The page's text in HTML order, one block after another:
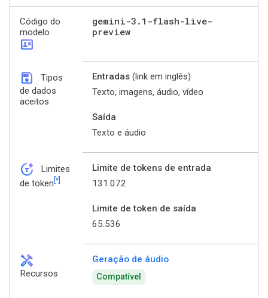
Código do
modelo
id_card
gemini-3 . 1-flash-live-
preview
save
Tipos
de dados
aceitos
Entradas (link em inglês)
Texto, imagens, áudio, vídeo
Saída
Texto e áudio
token_auto
Limites
de token [*]
Limite de tokens de entrada
131.072
Limite de token de saída
65.536
handyman
Recursos
Geração de áudio
Compatível